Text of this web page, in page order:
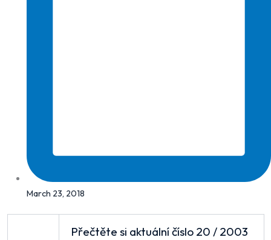
March 23, 2018
Přečtěte si aktuální číslo 20 / 2003